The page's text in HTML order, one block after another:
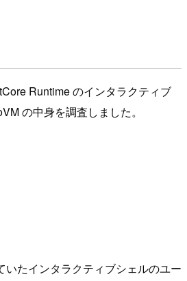
Runtime のインタラクティブ
の中身を調査しました。
いたインタラクティブシェルのユー